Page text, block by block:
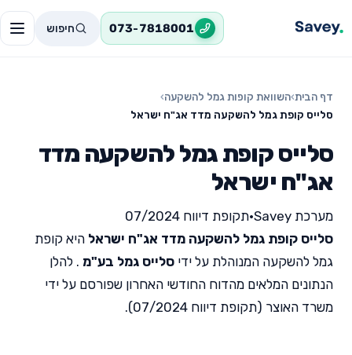
073-7818001 חיפוש
דף הבית›השוואת קופות גמל להשקעה›
סלייס קופת גמל להשקעה מדד אג"ח ישראל
סלייס קופת גמל להשקעה מדד
אג"ח ישראל
מערכת Savey •תקופת דיווח 07/2024
סלייס קופת גמל להשקעה מדד אג"ח ישראל היא קופת
גמל להשקעה המנוהלת על ידי סלייס גמל בע"מ . להלן
הנתונים המלאים מהדוח החודשי האחרון שפורסם על ידי
משרד האוצר (תקופת דיווח 07/2024).